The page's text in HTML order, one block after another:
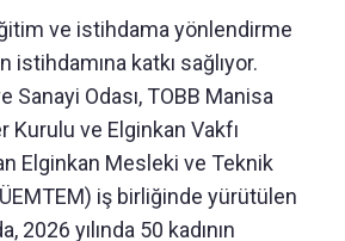
ve istihdama yönlendirme
istihdamına katkı sağlıyor.
Sanayi Odası, TOBB Manisa
Kurulu ve Elginkan Vakfı
Elginkan Mesleki ve Teknik
iş birliğinde yürütülen
2026 yılında 50 kadının